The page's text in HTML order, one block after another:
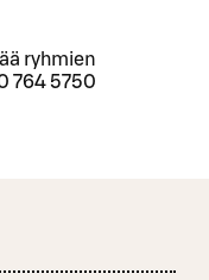
ryhmien
764 5750